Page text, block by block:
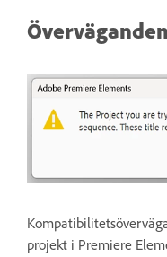
projekt i Premiere